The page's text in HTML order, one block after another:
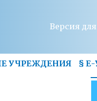
Версия
УЧРЕЖДЕНИЯ §